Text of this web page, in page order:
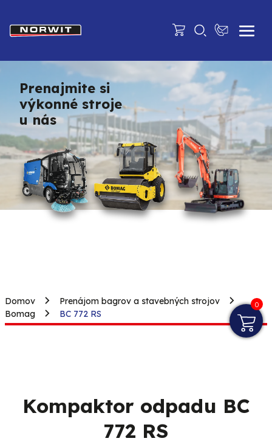
0
Prenajmite si
výkonné stroje
u nás
Domov
Prenájom bagrov a stavebných strojov
Bomag
BC 772 RS
Kompaktor odpadu BC
772 RS